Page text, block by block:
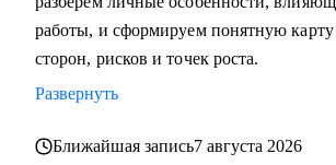
работы, и сформируем понятную
сторон, рисков и точек роста.
Развернуть
Ближайшая запись7 августа 2026